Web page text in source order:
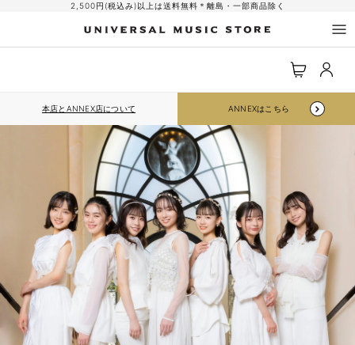
2,500円(税込み)以上は送料無料＊離島・一部商品除く
ー
ロ
グ
イ
ン
本店とANNEX店について ANNEXはこちら